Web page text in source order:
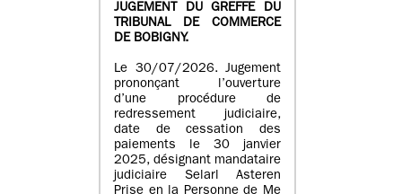
JUGEMENT DU GREFFE DU
TRIBUNAL DE COMMERCE
DE BOBIGNY.
Le 30/07/2026. Jugement
prononçant l’ouverture
d’une procédure de
redressement judiciaire,
date de cessation des
paiements le 30 janvier
2025, désignant mandataire
judiciaire Selarl Asteren